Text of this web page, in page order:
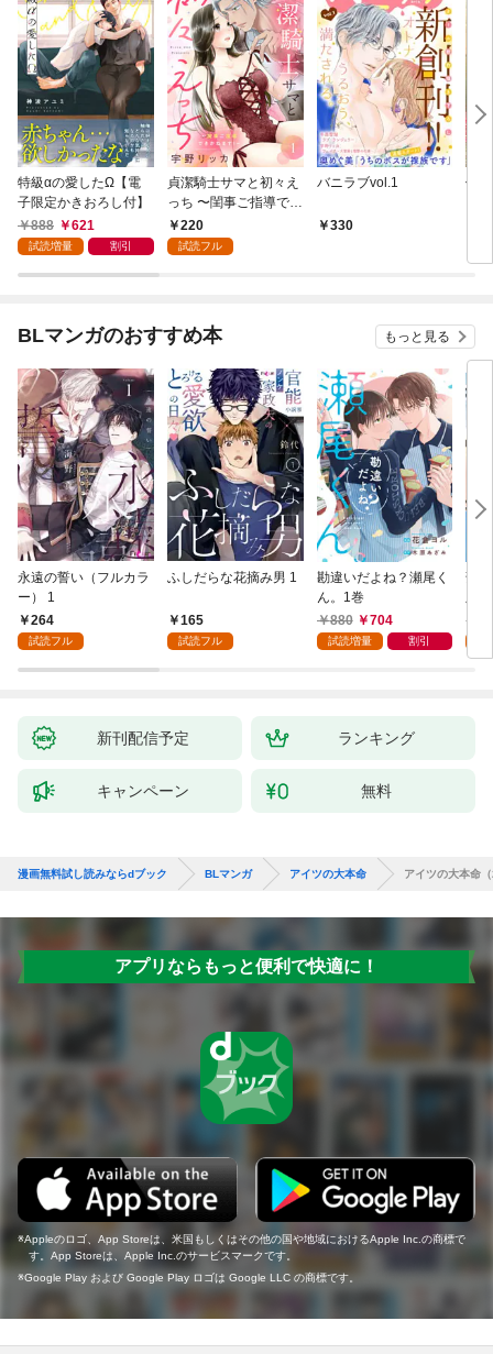
特級αの愛したΩ【電
子限定かきおろし付】
888
621
試読増量 割引
貞潔騎士サマと初々え
っち 〜閨事ご指導でき
かねます！〜（1）
220
試読フル
バニラブvol.1
330
偽
BLマンガのおすすめ本 もっと見る
永遠の誓い（フルカラ
ー） 1
264
試読フル
ふしだらな花摘み男 1
165
試読フル
勘違いだよね？瀬尾く
ん。1巻
880
704
試読増量 割引
薄
版
新刊配信予定 ランキング
キャンペーン 無料
漫画無料試し読みならdブック BLマンガ アイツの大本命 アイツの大本命
アプリならもっと便利で快適に！
Appleのロゴ、App Storeは、米国もしくはその他の国や地域におけるApple Inc.の商標で
す。App Storeは、Apple Inc.のサービスマークです。
Google Play および Google Play ロゴは Google LLC の商標です。